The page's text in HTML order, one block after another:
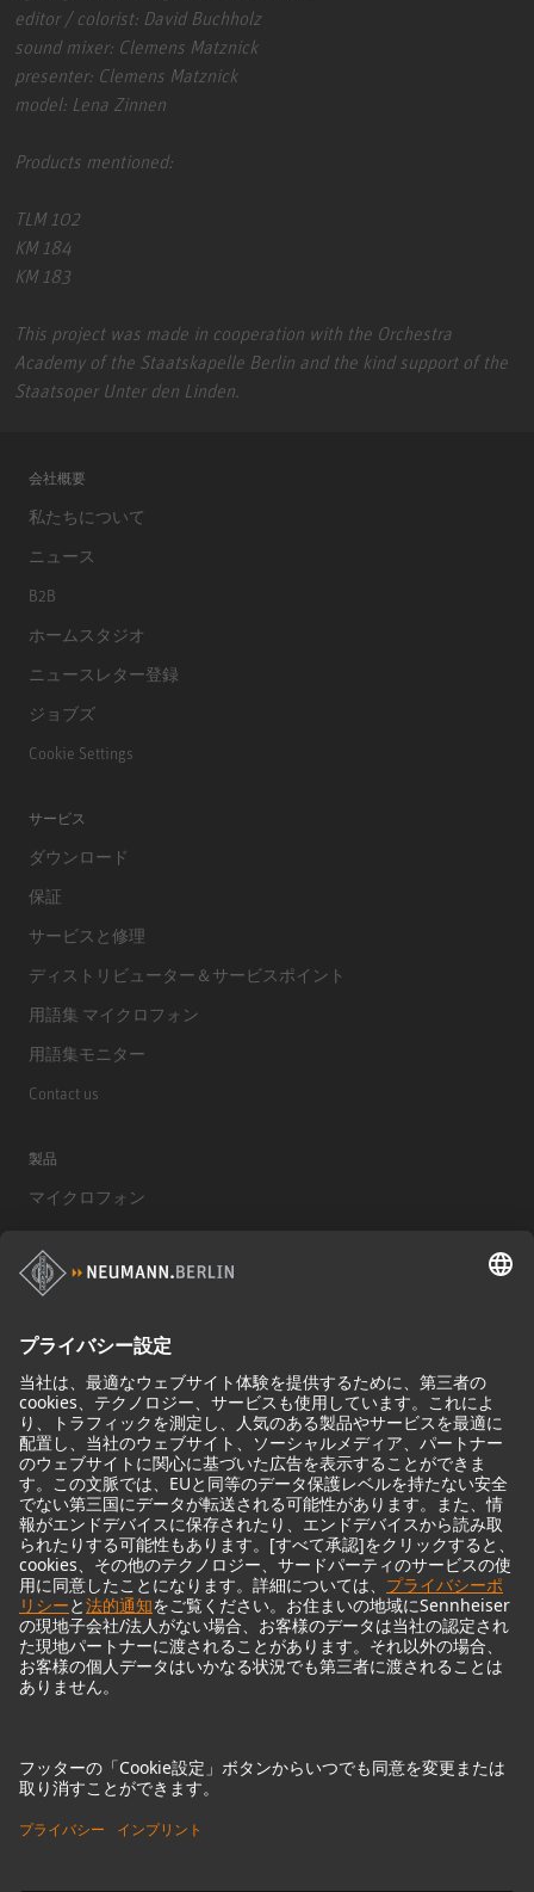
editor / colorist: David Buchholz
sound mixer: Clemens Matznick
presenter: Clemens Matznick
model: Lena Zinnen
Products mentioned:
TLM 102
KM 184
KM 183
This project was made in cooperation with the Orchestra
Academy of the Staatskapelle Berlin and the kind support of the
Staatsoper Unter den Linden.
会社概要
私たちについて
ニュース
B2B
ホームスタジオ
ニュースレター登録
ジョブズ
Cookie Settings
サービス
ダウンロード
保証
サービスと修理
ディストリビューター＆サービスポイント
用語集 マイクロフォン
用語集モニター
Contact us
製品
マイクロフォン
モニター
ヘッドフォン
歴史的なマイクロフォン
Audio Interface
Imprint
Privacy policy